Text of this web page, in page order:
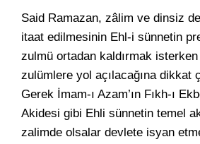
Said Ramazan, zâlim ve dinsiz
itaat edilmesinin Ehl-i sünnetin
zulmü ortadan kaldırmak
zulümlere yol açılacağına dikkat
Gerek İmam-ı Azam’ın Fıkh-ı
Akidesi gibi Ehli sünnetin temel
zalimde olsalar devlete isyan